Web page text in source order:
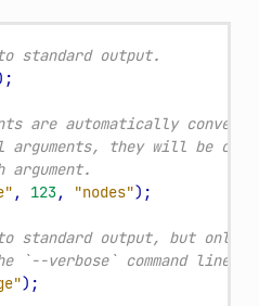
standard output.
are automatically
they will be
argument.
, 123, "nodes");
standard output, but only
verbose` command line
);